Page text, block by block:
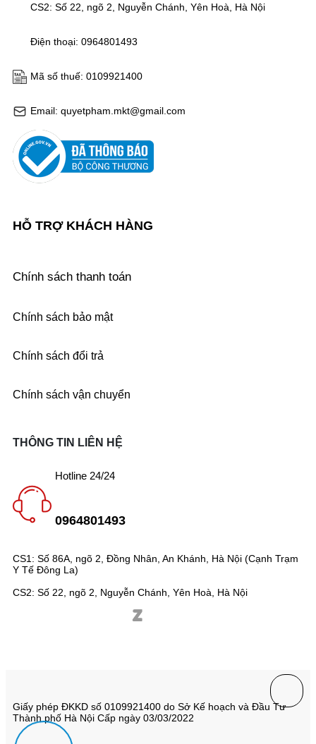
Email: quyetpham.mkt@gmail.com
Mã số thuế: 0109921400
Điện thoại: 0964801493
CS2: Số 22, ngõ 2, Nguyễn Chánh, Yên Hoà, Hà Nội
HỖ TRỢ KHÁCH HÀNG
Chính sách thanh toán
Chính sách bảo mật
Chính sách đổi trả
Chính sách vận chuyển
CS1: Số 86A, ngõ 2, Đồng Nhân, An Khánh, Hà Nội (Cạnh Trạm
Y Tế Đông La)
CS2: Số 22, ngõ 2, Nguyễn Chánh, Yên Hoà, Hà Nội
THÔNG TIN LIÊN HỆ
Hotline 24/24
0964801493
Giấy phép ĐKKD số 0109921400 do Sở Kế hoạch và Đầu Tư
Thành phố Hà Nội Cấp ngày 03/03/2022